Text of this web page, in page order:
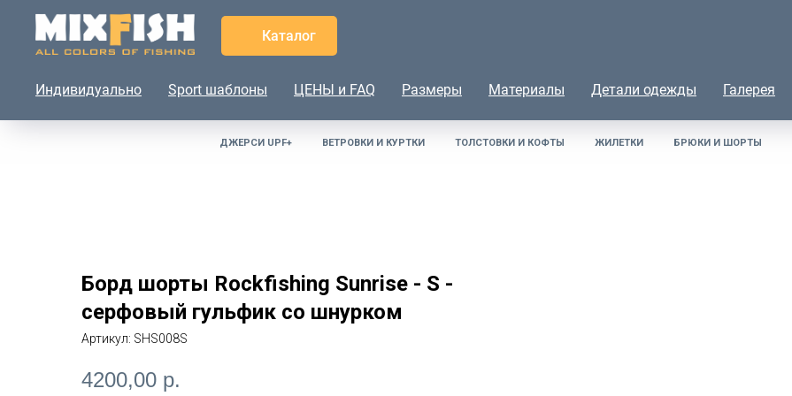
Каталог
Индивидуально Sport шаблоны ЦЕНЫ и FAQ Размеры Материалы Детали одежды Галерея
ДЖЕРСИ UPF+ ВЕТРОВКИ И КУРТКИ ТОЛСТОВКИ И КОФТЫ ЖИЛЕТКИ БРЮКИ И ШОРТЫ
Борд шорты Rockfishing Sunrise - S -
серфовый гульфик со шнурком
Артикул: SHS008S
4200,00 р.